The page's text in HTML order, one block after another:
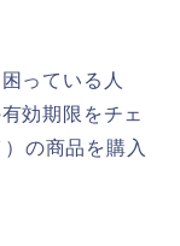
っている人
効期限をチェ
の商品を購入